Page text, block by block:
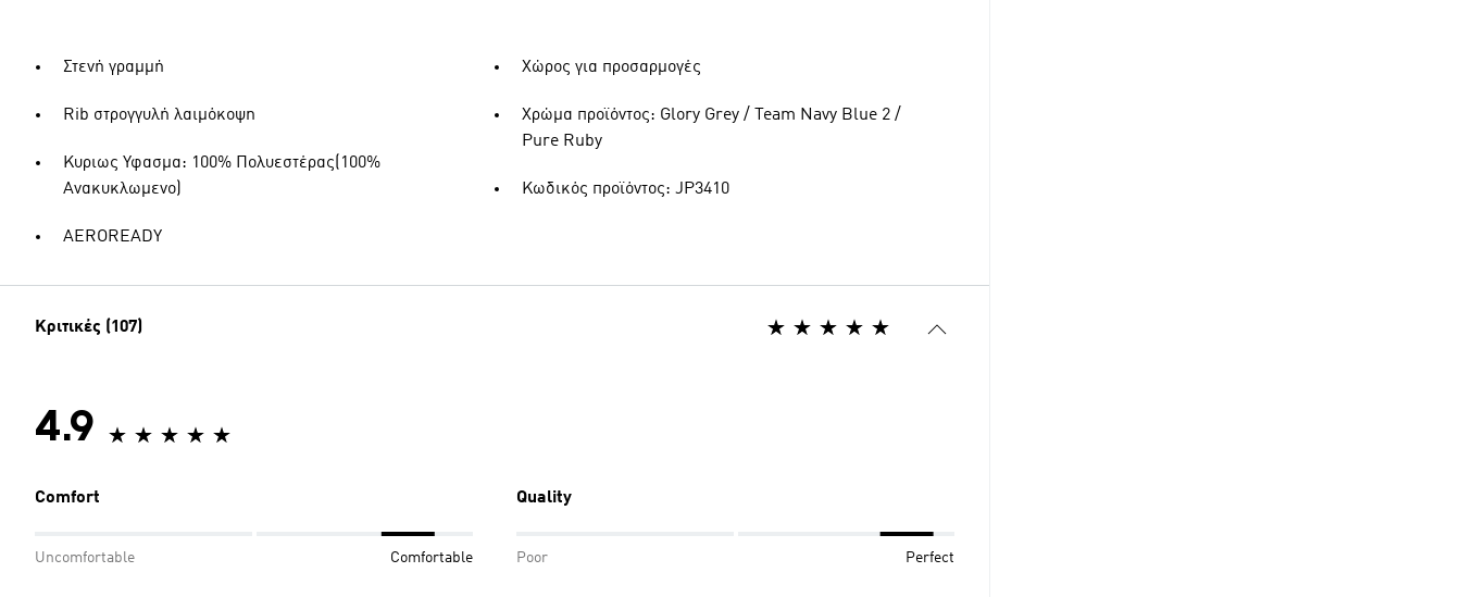
Στενή γραμμή
Rib στρογγυλή λαιμόκοψη
Κυριως Υφασμα: 100% Πολυεστέρας(100%
Ανακυκλωμενο)
AEROREADY
Χώρος για προσαρμογές
Χρώμα προϊόντος: Glory Grey / Team Navy Blue 2 /
Pure Ruby
Κωδικός προϊόντος: JP3410
Κριτικές (107)
4.9
Comfort
Uncomfortable Comfortable
Quality
Poor Perfect